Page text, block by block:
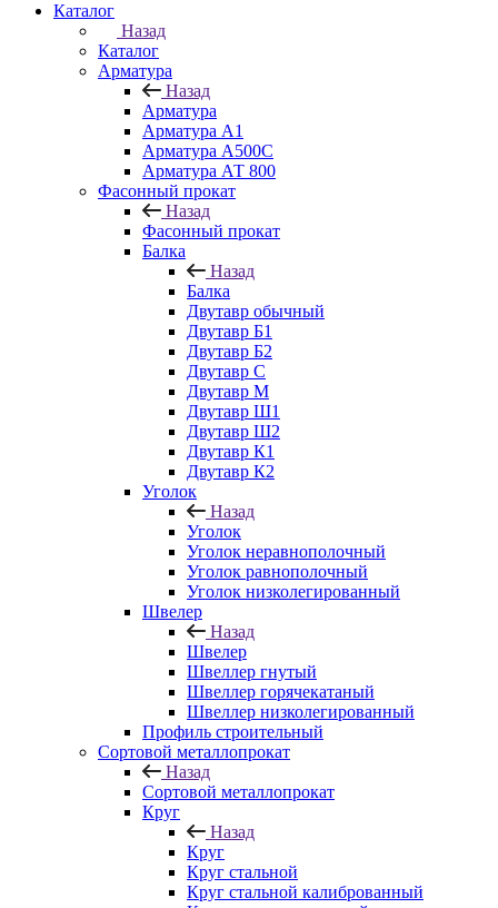
Каталог
Назад
Каталог
Арматура
Назад
Арматура
Арматура А1
Арматура А500С
Арматура АТ 800
Фасонный прокат
Назад
Фасонный прокат
Балка
Назад
Балка
Двутавр обычный
Двутавр Б1
Двутавр Б2
Двутавр С
Двутавр М
Двутавр Ш1
Двутавр Ш2
Двутавр К1
Двутавр К2
Уголок
Назад
Уголок
Уголок неравнополочный
Уголок равнополочный
Уголок низколегированный
Швелер
Назад
Швелер
Швеллер гнутый
Швеллер горячекатаный
Швеллер низколегированный
Профиль строительный
Сортовой металлопрокат
Назад
Сортовой металлопрокат
Круг
Назад
Круг
Круг стальной
Круг стальной калиброванный